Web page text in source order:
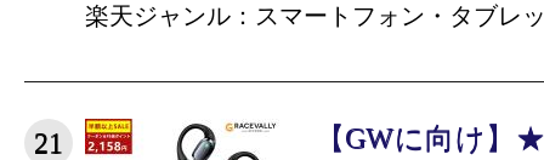
楽天ジャンル：スマートフォン・タブレ
21
【GWに向け】